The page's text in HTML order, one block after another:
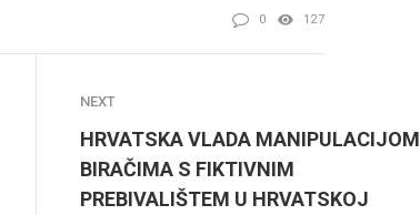
0 127
NEXT
HRVATSKA VLADA MANIPULACIJOM
BIRAČIMA S FIKTIVNIM
PREBIVALIŠTEM U HRVATSKOJ